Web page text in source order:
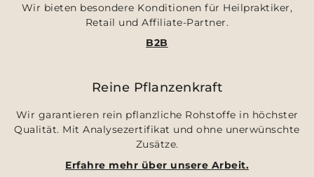
Wir bieten besondere Konditionen für Heilpraktiker,
Retail und Affiliate-Partner.
B2B
Reine Pflanzenkraft
Wir garantieren rein pflanzliche Rohstoffe in höchster
Qualität. Mit Analysezertifikat und ohne unerwünschte
Zusätze.
Erfahre mehr über unsere Arbeit.